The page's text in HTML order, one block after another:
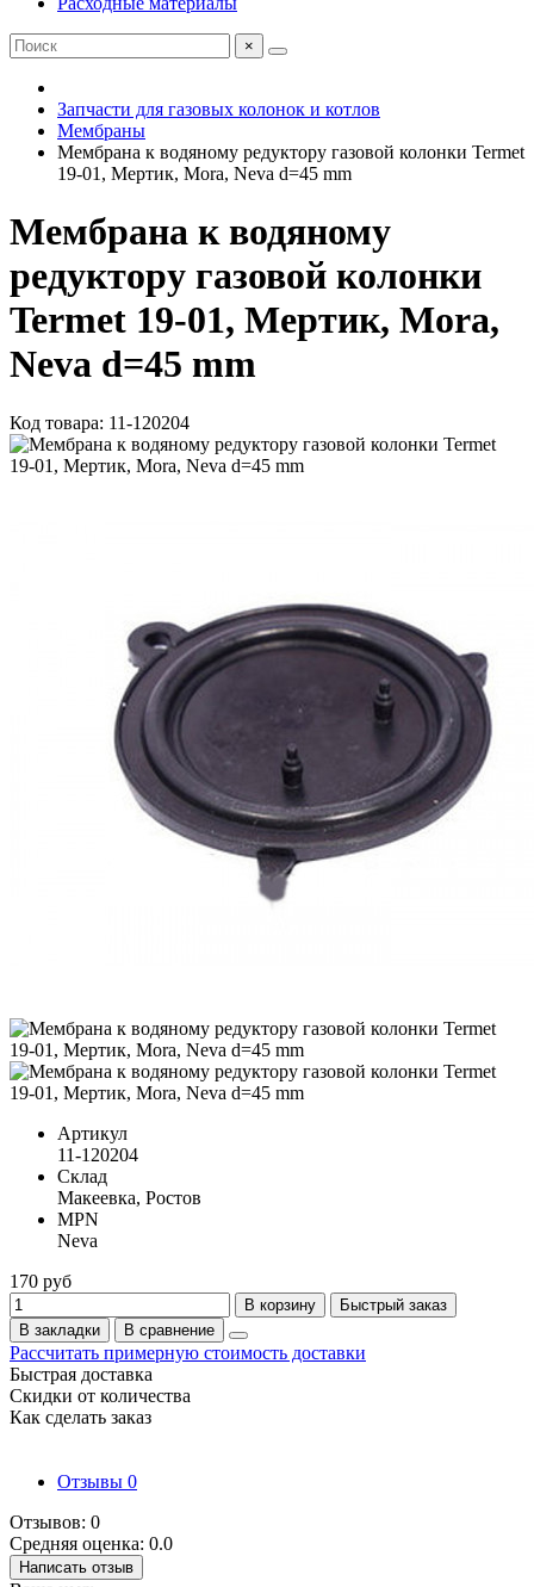
×
Запчасти для газовых колонок и котлов
Мембраны
Мембрана к водяному редуктору газовой колонки Termet
19-01, Мертик, Mora, Neva d=45 mm
Мембрана к водяному
редуктору газовой колонки
Termet 19-01, Мертик, Mora,
Neva d=45 mm
Код товара: 11-120204
Артикул
11-120204
Склад
Макеевка, Ростов
MPN
Neva
170 руб
В корзину
Быстрый заказ
В закладки
В сравнение
Рассчитать примерную стоимость доставки
Быстрая доставка
Скидки от количества
Как сделать заказ
Отзывы 0
Отзывов: 0
Средняя оценка: 0.0
Написать отзыв